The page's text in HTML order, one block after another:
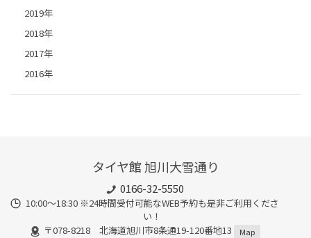
2019年
2018年
2017年
2016年
タイヤ館 旭川大雪通り
0166-32-5550
10:00～18:30 ※24時間受付可能なWEB予約も是非ご利用くださ
い！
〒078-8218 北海道旭川市8条通19-120番地13
Map